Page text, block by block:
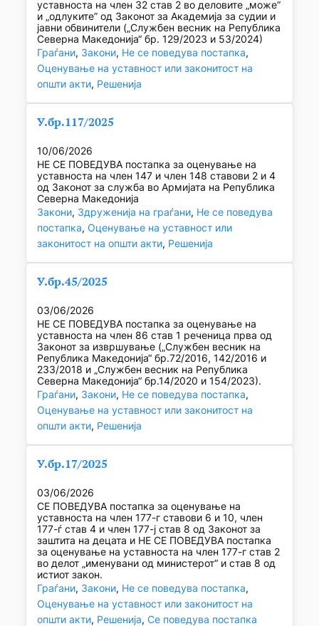
уставноста на член 32 став 2 во деловите „може”
и „одлуките” од Законот за Академија за судии и
јавни обвинители („Службен весник на Република
Северна Македонија“ бр. 129/2023 и 53/2024)
Граѓани, Закони, Не се поведува постапка
Оценување на уставност или законитост на
општи акти, Решенија
У.бр.117/2025
10/06/2026
НЕ СЕ ПОВЕДУВА постапка за оценување на
уставноста на член 147 и член 148 ставови 2 и 4
од Законот за служба во Армијата на Република
Северна Македонија
Закони, Здруженија на граѓани, Не се поведува
постапка, Оценување на уставност или
законитост на општи акти, Решенија
У.бр.45/2025
03/06/2026
НЕ СЕ ПОВЕДУВА постапка за оценување на
уставноста на член 86 став 1 реченица прва од
Законот за извршување („Службен весник на
Република Македонија“ бр.72/2016, 142/2016 и
233/2018 и „Службен весник на Република
Северна Македонија“ бр.14/2020 и 154/2023).
Граѓани, Закони, Не се поведува постапка
Оценување на уставност или законитост на
општи акти, Решенија
У.бр.17/2025
03/06/2026
СЕ ПОВЕДУВА постапка за оценување на
уставноста на член 177-г ставови 6 и 10, член
177-ѓ став 4 и член 177-ј став 8 од Законот за
заштита на децата и НЕ СЕ ПОВЕДУВА постапка
за оценување на уставноста на член 177-г став 2
во делот „именувани од министерот“ и став 8 од
истиот закон.
Граѓани, Закони, Не се поведува постапка
Оценување на уставност или законитост на
општи акти, Решенија, Се поведува постапка